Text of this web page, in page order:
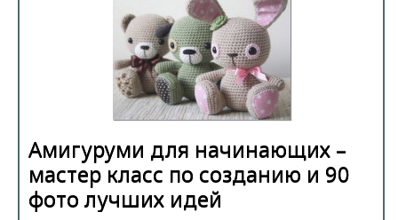
Амигуруми для начинающих –
мастер класс по созданию и 90
фото лучших идей